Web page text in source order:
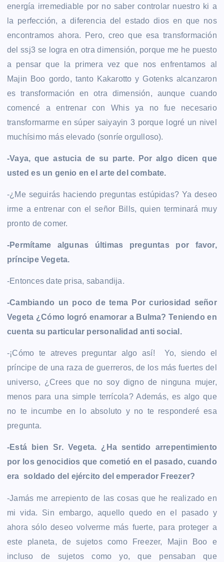
energía irremediable por no saber controlar nuestro ki a
la perfección, a diferencia del estado dios en que nos
encontramos ahora. Pero, creo que esa transformación
del ssj3 se logra en otra dimensión, porque me he puesto
a pensar que la primera vez que nos enfrentamos al
Majin Boo gordo, tanto Kakarotto y Gotenks alcanzaron
es transformación en otra dimensión, aunque cuando
comencé a entrenar con Whis ya no fue necesario
transformarme en súper saiyayin 3 porque logré un nivel
muchísimo más elevado (sonríe orgulloso).
-Vaya, que astucia de su parte. Por algo dicen que
usted es un genio en el arte del combate.
-¿Me seguirás haciendo preguntas estúpidas? Ya deseo
irme a entrenar con el señor Bills, quien terminará muy
pronto de comer.
-Permítame algunas últimas preguntas por favor,
príncipe Vegeta.
-Entonces date prisa, sabandija.
-Cambiando un poco de tema Por curiosidad señor
Vegeta ¿Cómo logró enamorar a Bulma? Teniendo en
cuenta su particular personalidad anti social.
-¡Cómo te atreves preguntar algo así! Yo, siendo el
príncipe de una raza de guerreros, de los más fuertes del
universo, ¿Crees que no soy digno de ninguna mujer,
menos para una simple terrícola? Además, es algo que
no te incumbe en lo absoluto y no te responderé esa
pregunta.
-Está bien Sr. Vegeta. ¿Ha sentido arrepentimiento
por los genocidios que cometió en el pasado, cuando
era soldado del ejército del emperador Freezer?
-Jamás me arrepiento de las cosas que he realizado en
mi vida. Sin embargo, aquello quedo en el pasado y
ahora sólo deseo volverme más fuerte, para proteger a
este planeta, de sujetos como Freezer, Majin Boo e
incluso de sujetos como yo, que pensaban que